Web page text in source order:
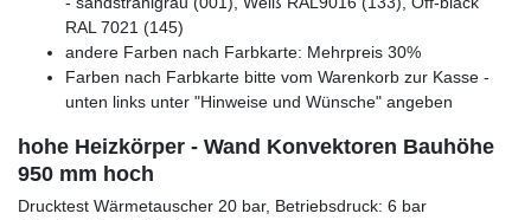
RAL 7021 (145)
andere Farben nach Farbkarte: Mehrpreis 30%
Farben nach Farbkarte bitte vom Warenkorb zur Kasse -
unten links unter "Hinweise und Wünsche" angeben
hohe Heizkörper - Wand Konvektoren Bauhöhe
950 mm hoch
Drucktest Wärmetauscher 20 bar, Betriebsdruck: 6 bar